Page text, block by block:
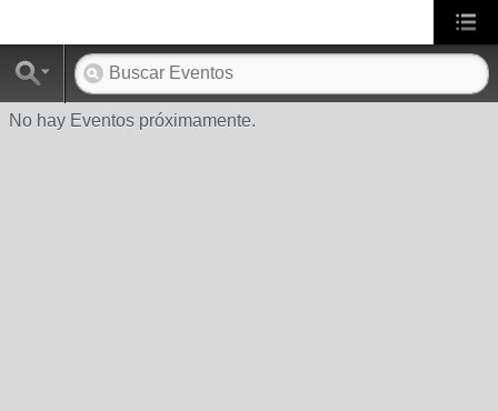
No hay Eventos próximamente.